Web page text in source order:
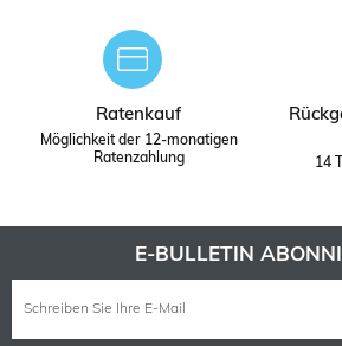
Ratenkauf
Möglichkeit der 12-monatigen
Ratenzahlung
14
E-BULLETIN